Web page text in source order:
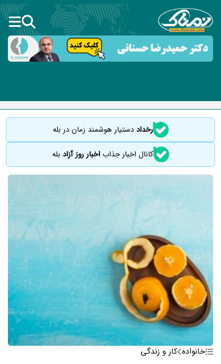
رخداددستیار هوشمند زمان در بله
کانال اخبار جذاباخبار روز آزاد بله
خانواده کار و زندگی